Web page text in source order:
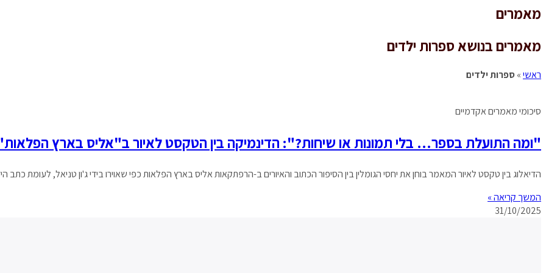
מאמרים
מאמרים בנושא ספרות ילדים
ראשי»ספרות ילדים
סיכומי מאמרים אקדמיים
"ומה התועלת בספר… בלי תמונות או שיחות?": הדינמיקה בין הטקסט לאיור ב"אליס בארץ
הדיאלוג בין טקסט לאיור המאמר בוחן את יחסי הגומלין בין הסיפור הכתוב והאיורים ב-הרפתקאות אליס בארץ הפלאות כפי שאוירו בידי ג'ון טניאל, לעומת כתב
המשך קריאה »
31/10/2025